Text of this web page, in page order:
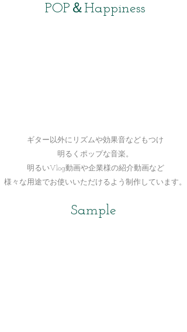
​POP＆Happiness
ギター以外にリズムや効果音などもつけ
明るくポップな音楽。
明るいVlog動画や企業様の紹介動画など
​様々な用途でお使いいただけるよう制作しています。
Sample